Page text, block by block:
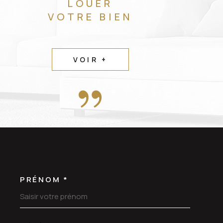
LOUER
VOTRE BIEN
VOIR +
PRÉNOM *